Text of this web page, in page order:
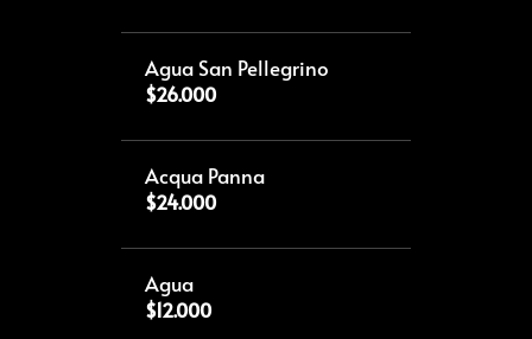
Agua San Pellegrino
$26.000
Acqua Panna
$24.000
Agua
$12.000